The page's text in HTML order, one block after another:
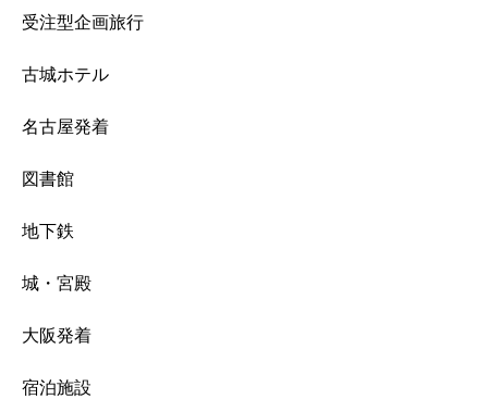
受注型企画旅行
古城ホテル
名古屋発着
図書館
地下鉄
城・宮殿
大阪発着
宿泊施設